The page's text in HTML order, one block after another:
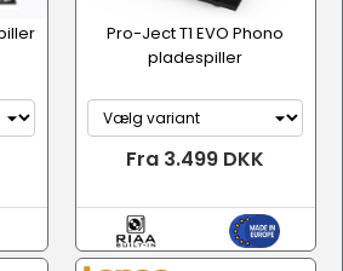
Pro-Ject T1 EVO Phono
pladespiller
Fra 3.499 DKK